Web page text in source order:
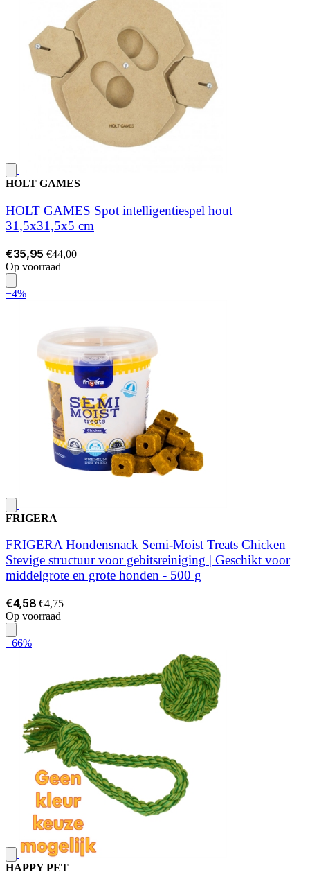
HOLT GAMES
HOLT GAMES Spot intelligentiespel hout
31,5x31,5x5 cm
€35,95 €44,00
Op voorraad
−4%
FRIGERA
FRIGERA Hondensnack Semi-Moist Treats Chicken
Stevige structuur voor gebitsreiniging | Geschikt voor
middelgrote en grote honden - 500 g
€4,58 €4,75
Op voorraad
−66%
HAPPY PET